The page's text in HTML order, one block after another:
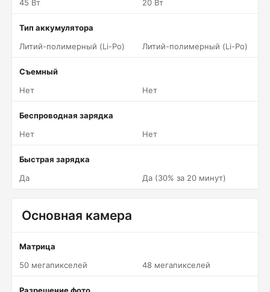
45 Вт
20 Вт
Тип аккумулятора
Литий-полимерный (Li-Po)
Литий-полимерный (Li-Po)
Съемный
Нет
Нет
Беспроводная зарядка
Нет
Нет
Быстрая зарядка
Да
Да (30% за 20 минут)
Основная камера
Матрица
50 мегапикселей
48 мегапикселей